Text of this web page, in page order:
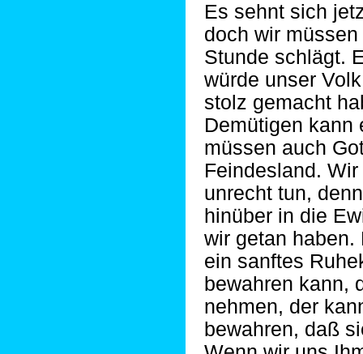
Es sehnt sich
doch wir
Stunde schlägt.
würde unser
stolz gemacht
Demütigen kann
müssen auch
Feindesland.
unrecht tun,
hinüber in die
wir getan
ein sanftes
bewahren kann,
nehmen, der
bewahren, daß